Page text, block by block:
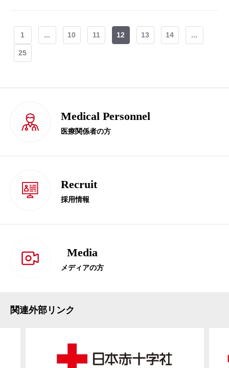
1 ... 10 11 12 13 14 ...
25
Medical Personnel
医療関係者の方
Recruit
採用情報
Media
メディアの方
関連外部リンク